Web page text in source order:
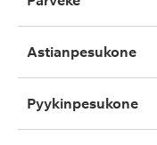
astianpesukone
pyykinpesukone